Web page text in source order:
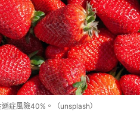
症風險40%。（unsplash）